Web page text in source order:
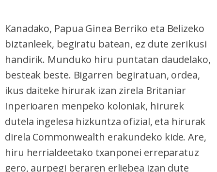
Kanadako, Papua Ginea Berriko eta Belizeko
biztanleek, begiratu batean, ez dute zerikusi
handirik. Munduko hiru puntatan daudelako,
besteak beste. Bigarren begiratuan, ordea,
ikus daiteke hirurak izan zirela Britaniar
Inperioaren menpeko koloniak, hirurek
dutela ingelesa hizkuntza ofizial, eta hirurak
direla Commonwealth erakundeko kide. Are,
hiru herrialdeetako txanponei erreparatuz
gero, aurpegi beraren erliebea izan dute